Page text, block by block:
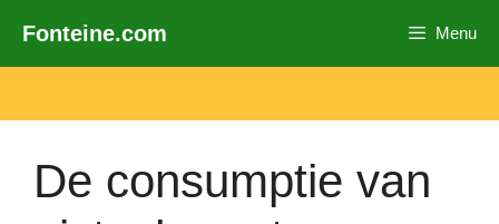
naar
inhoud
Fonteine.com Menu
De consumptie van